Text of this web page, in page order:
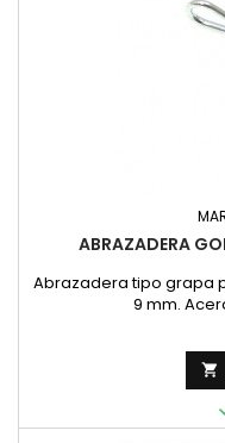
ABRAZADERA
Abrazadera tipo grapa
9 mm.
